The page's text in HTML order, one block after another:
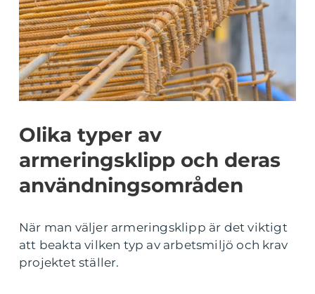
Olika typer av
armeringsklipp och deras
användningsområden
När man väljer armeringsklipp är det viktigt
att beakta vilken typ av arbetsmiljö och krav
projektet ställer.